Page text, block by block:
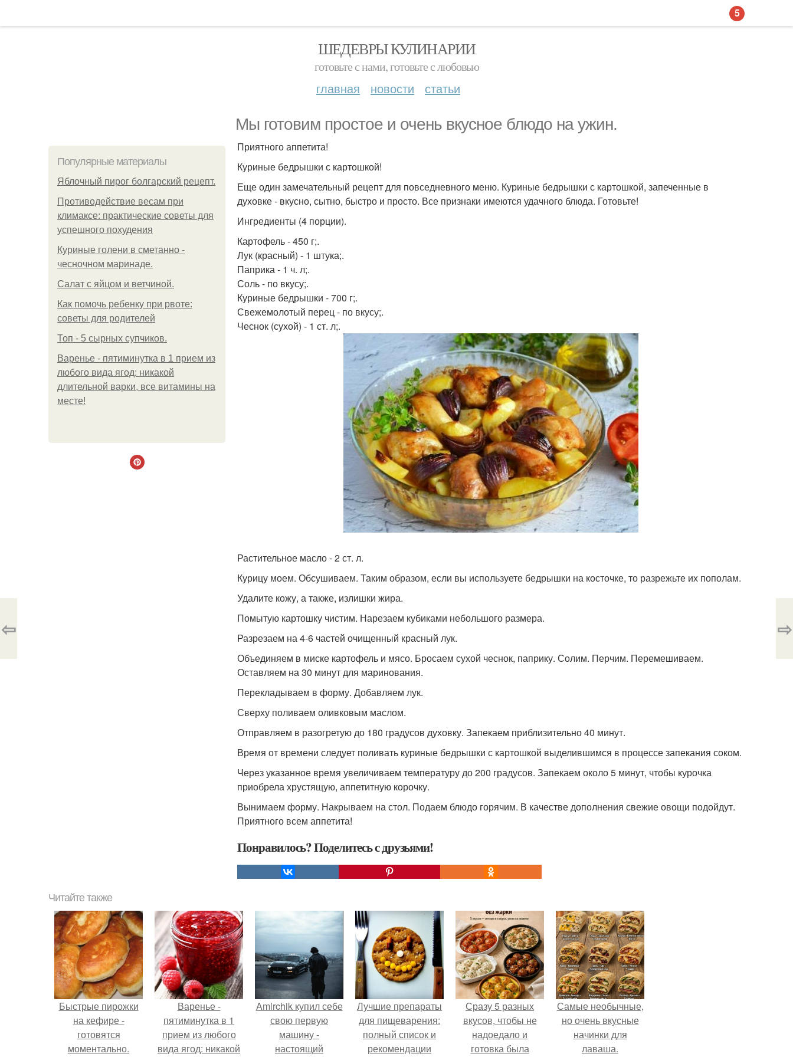
ШЕДЕВРЫ КУЛИНАРИИ
готовьте с нами, готовьте с любовью
главная новости статьи
Мы готовим простое и очень вкусное блюдо на ужин.
Популярные материалы
Яблочный пирог болгарский рецепт.
Противодействие весам при
климаксе: практические советы для
успешного похудения
Куриные голени в сметанно -
чесночном маринаде.
Салат с яйцом и ветчиной.
Как помочь ребенку при рвоте:
советы для родителей
Топ - 5 сырных супчиков.
Варенье - пятиминутка в 1 прием из
любого вида ягод: никакой
длительной варки, все витамины на
месте!
Приятного аппетита!
Куриные бедрышки с картошкой!
Еще один замечательный рецепт для повседневного меню. Куриные бедрышки с картошкой, запеченные в
духовке - вкусно, сытно, быстро и просто. Все признаки имеются удачного блюда. Готовьте!
Ингредиенты (4 порции).
Картофель - 450 г;.
Лук (красный) - 1 штука;.
Паприка - 1 ч. л;.
Соль - по вкусу;.
Куриные бедрышки - 700 г;.
Свежемолотый перец - по вкусу;.
Чеснок (сухой) - 1 ст. л;.
Растительное масло - 2 ст. л.
Курицу моем. Обсушиваем. Таким образом, если вы используете бедрышки на косточке, то разрежьте их пополам.
Удалите кожу, а также, излишки жира.
Помытую картошку чистим. Нарезаем кубиками небольшого размера.
Разрезаем на 4-6 частей очищенный красный лук.
Объединяем в миске картофель и мясо. Бросаем сухой чеснок, паприку. Солим. Перчим. Перемешиваем.
Оставляем на 30 минут для маринования.
Перекладываем в форму. Добавляем лук.
Сверху поливаем оливковым маслом.
Отправляем в разогретую до 180 градусов духовку. Запекаем приблизительно 40 минут.
Время от времени следует поливать куриные бедрышки с картошкой выделившимся в процессе запекания соком.
Через указанное время увеличиваем температуру до 200 градусов. Запекаем около 5 минут, чтобы курочка
приобрела хрустящую, аппетитную корочку.
Вынимаем форму. Накрываем на стол. Подаем блюдо горячим. В качестве дополнения свежие овощи подойдут.
Приятного всем аппетита!
Понравилось? Поделитесь с друзьями!
⇦ ⇨
Читайте также
Быстрые пирожки
на кефире -
готовятся
моментально.
Варенье -
пятиминутка в 1
прием из любого
вида ягод: никакой
Amirchik купил себе
свою первую
машину -
настоящий
Лучшие препараты
для пищеварения:
полный список и
рекомендации
Сразу 5 разных
вкусов, чтобы не
надоедало и
готовка была
Самые необычные,
но очень вкусные
начинки для
лаваша.
5